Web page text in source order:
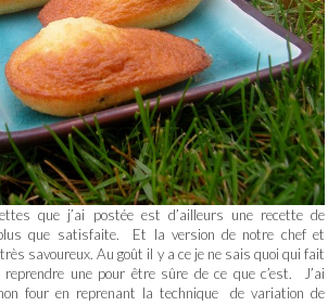
que j’ai postée est d’ailleurs une recette de
que satisfaite. Et la version de notre chef et
très savoureux. Au goût il y a ce je ne sais quoi qui fait
reprendre une pour être sûre de ce que c’est. J’ai
four en reprenant la technique de variation de